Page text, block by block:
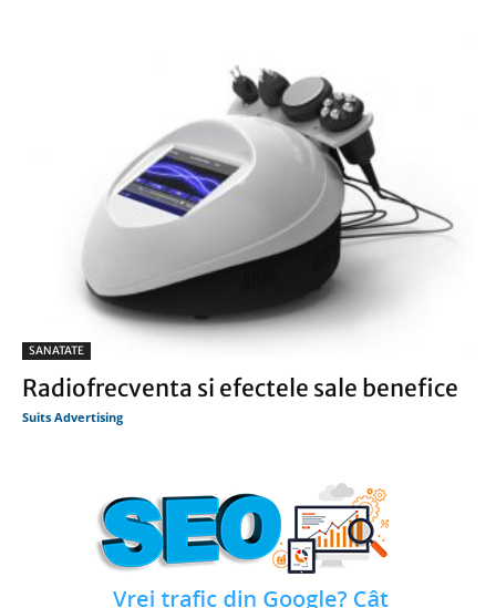
SANATATE
Radiofrecventa si efectele sale benefice
Suits Advertising